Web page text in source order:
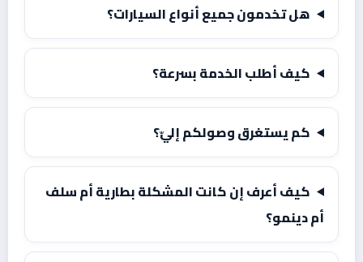
هل تخدمون جميع أنواع السيارات؟
كيف أطلب الخدمة بسرعة؟
كم يستغرق وصولكم إليّ؟
كيف أعرف إن كانت المشكلة بطارية أم سلف
أم دينمو؟